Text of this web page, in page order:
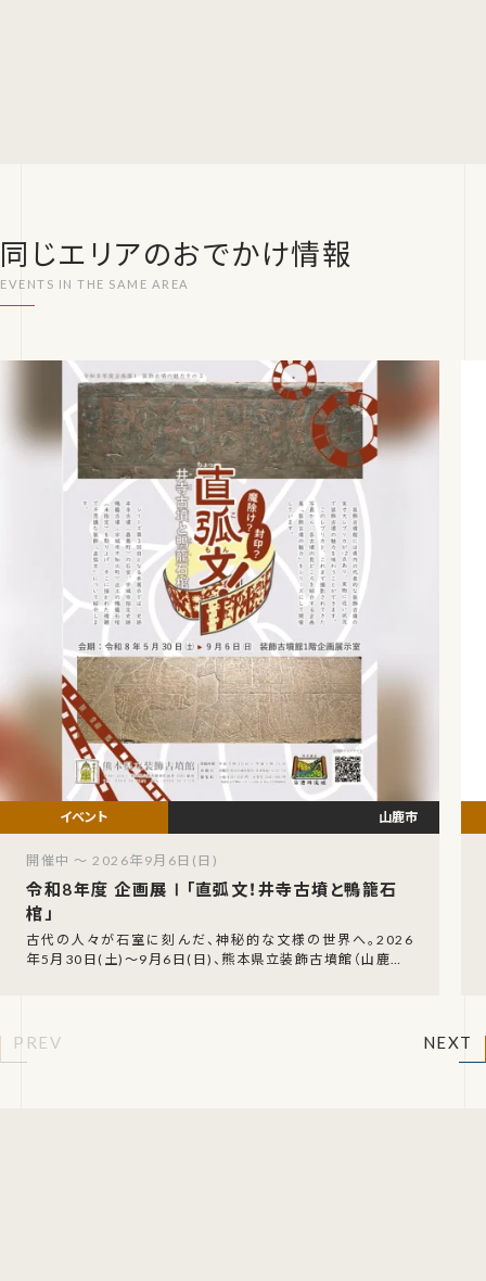
同じエリアのおでかけ情報
令和8年度 企画展Ⅰ「直弧文！井寺古墳と鴨籠石
棺」
古代の人々が石室に刻んだ、神秘的な文様の世界へ。2026
年5月30日(土)〜9月6日(日)、熊本県立装飾古墳館（山鹿市）
山鹿市
開催中 ～ 2026年9月6日(日)
PREV NEXT